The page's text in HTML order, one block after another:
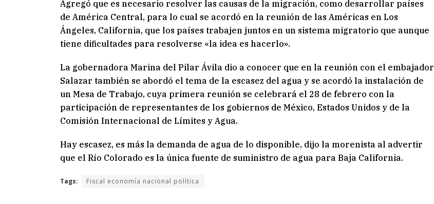
Agregó que es necesario resolver las causas de la migración, como desarrollar países
de América Central, para lo cual se acordó en la reunión de las Américas en Los
Ángeles, California, que los países trabajen juntos en un sistema migratorio que aunque
tiene dificultades para resolverse «la idea es hacerlo».
La gobernadora Marina del Pilar Ávila dio a conocer que en la reunión con el embajador
Salazar también se abordó el tema de la escasez del agua y se acordó la instalación de
un Mesa de Trabajo, cuya primera reunión se celebrará el 28 de febrero con la
participación de representantes de los gobiernos de México, Estados Unidos y de la
Comisión Internacional de Límites y Agua.
Hay escasez, es más la demanda de agua de lo disponible, dijo la morenista al advertir
que el Río Colorado es la única fuente de suministro de agua para Baja California.
Tags: Fiscal economía nacional política